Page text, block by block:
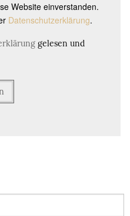
Website einverstanden.
Datenschutzerklärung.
gelesen und